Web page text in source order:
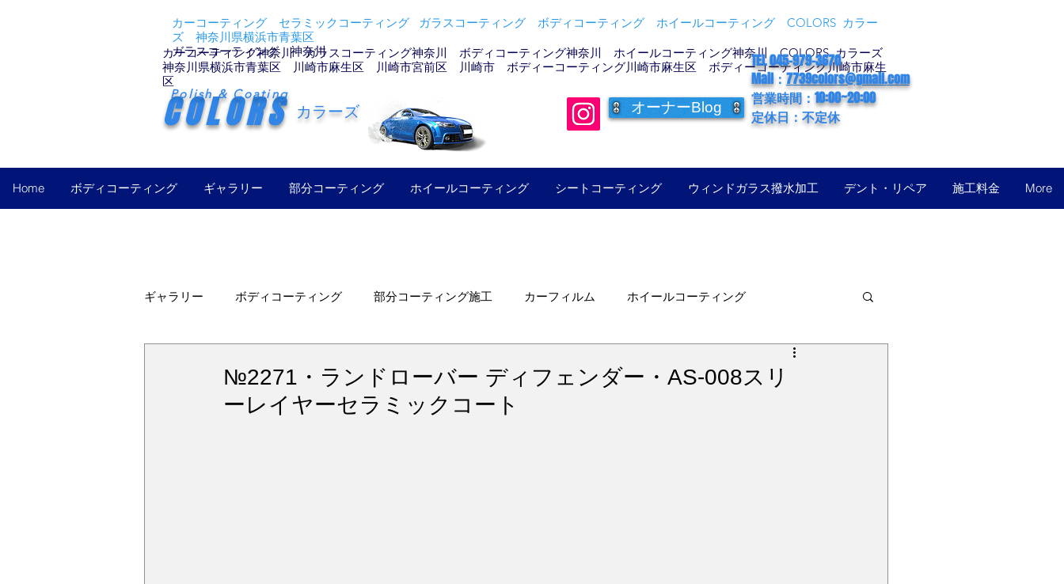
カーコーティング セラミックコーティング ガラスコーティング ボディコーティング ホイールコーティング COLORS カラー
ズ 神奈川県横浜市青葉区
ガラスコーティング 神奈川
カーコーティング神奈川 ガラスコーティング神奈川 ボディコーティング神奈川 ホイールコーティング神奈川 COLORS カラーズ
神奈川県横浜市青葉区 川崎市麻生区 川崎市宮前区 川崎市 ボディーコーティング川崎市麻生区 ボディーコーティング川崎市麻生
区
COLORS
Polish & Coating
カラーズ オーナーBlog
TEL 045-979-3670
Mail：7739colors@gmail.com
営業時間：10:00~20:00
定休日：不定休
Home ボディコーティング ギャラリー 部分コーティング ホイールコーティング シートコーティング ウィンドガラス撥水加工 デント・リペア 施工料金 More
ギャラリー ボディコーティング 部分コーティング施工 カーフィルム ホイールコーティング
№2271・ランドローバー ディフェンダー・AS-008スリ
ーレイヤーセラミックコート